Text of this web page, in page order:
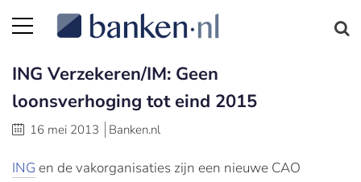
ING Verzekeren/IM: Geen
loonsverhoging tot eind 2015
16 mei 2013 Banken.nl
ING en de vakorganisaties zijn een nieuwe CAO